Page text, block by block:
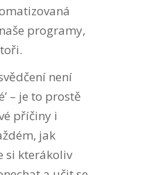
programy,
není
– je to prostě
příčiny i
jak
si kterákoliv